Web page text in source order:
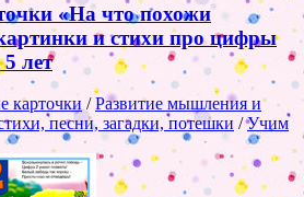
«На что похожи
и стихи про цифры
лет
карточки /Развитие мышления и
песни, загадки, потешки /Учим